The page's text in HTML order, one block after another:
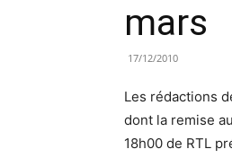
mars
17/12/2010
Les rédactions
dont la remise
18h00 de RTL